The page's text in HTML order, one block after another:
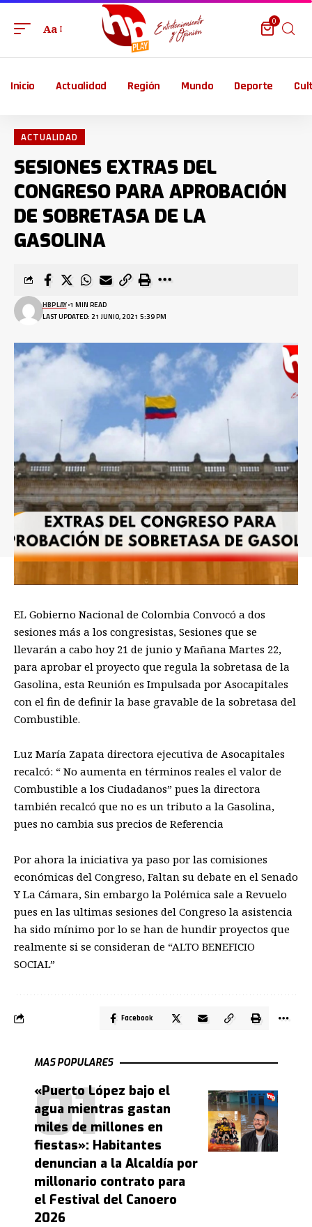
Aa
0
Inicio Actualidad Región Mundo Deporte
ACTUALIDAD
SESIONES EXTRAS DEL
CONGRESO PARA APROBACIÓN
DE SOBRETASA DE LA
GASOLINA
LAST UPDATED: 21 JUNIO, 2021 5:39 PM
HBPLAY 1 MIN READ
EL Gobierno Nacional de Colombia Convocó a dos
sesiones más a los congresistas, Sesiones que se
llevarán a cabo hoy 21 de junio y Mañana Martes 22,
para aprobar el proyecto que regula la sobretasa de la
Gasolina, esta Reunión es Impulsada por Asocapitales
con el fin de definir la base gravable de la sobretasa del
Combustible.
Luz María Zapata directora ejecutiva de Asocapitales
recalcó: “ No aumenta en términos reales el valor de
Combustible a los Ciudadanos” pues la directora
también recalcó que no es un tributo a la Gasolina,
pues no cambia sus precios de Referencia
Por ahora la iniciativa ya paso por las comisiones
económicas del Congreso, Faltan su debate en el Senado
Y La Cámara, Sin embargo la Polémica sale a Revuelo
pues en las ultimas sesiones del Congreso la asistencia
ha sido mínimo por lo se han de hundir proyectos que
realmente si se consideran de “ALTO BENEFICIO
SOCIAL”
Facebook
MAS POPULARES
«Puerto López bajo el
agua mientras gastan
miles de millones en
fiestas»: Habitantes
denuncian a la Alcaldía por
millonario contrato para
el Festival del Canoero
2026